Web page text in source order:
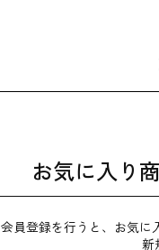
お気に入り
会員登録を行うと、お気に
新